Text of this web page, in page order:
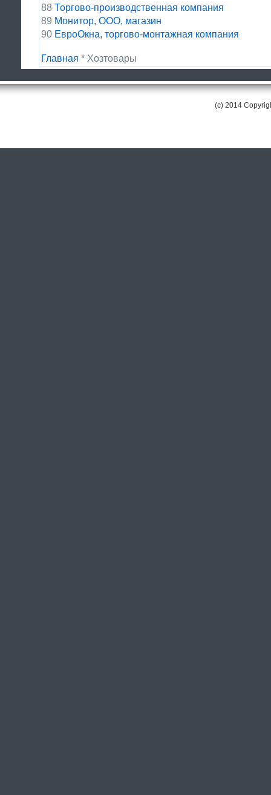
88 Торгово-производственная компания
89 Монитор, ООО, магазин
90 ЕвроОкна, торгово-монтажная компания
Главная * Хозтовары
(c) 2014